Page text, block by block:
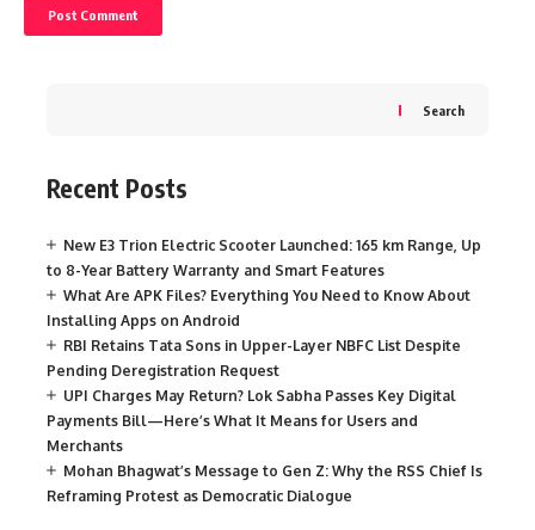
Search
Recent Posts
New E3 Trion Electric Scooter Launched: 165 km Range, Up
to 8-Year Battery Warranty and Smart Features
What Are APK Files? Everything You Need to Know About
Installing Apps on Android
RBI Retains Tata Sons in Upper-Layer NBFC List Despite
Pending Deregistration Request
UPI Charges May Return? Lok Sabha Passes Key Digital
Payments Bill—Here’s What It Means for Users and
Merchants
Mohan Bhagwat’s Message to Gen Z: Why the RSS Chief Is
Reframing Protest as Democratic Dialogue